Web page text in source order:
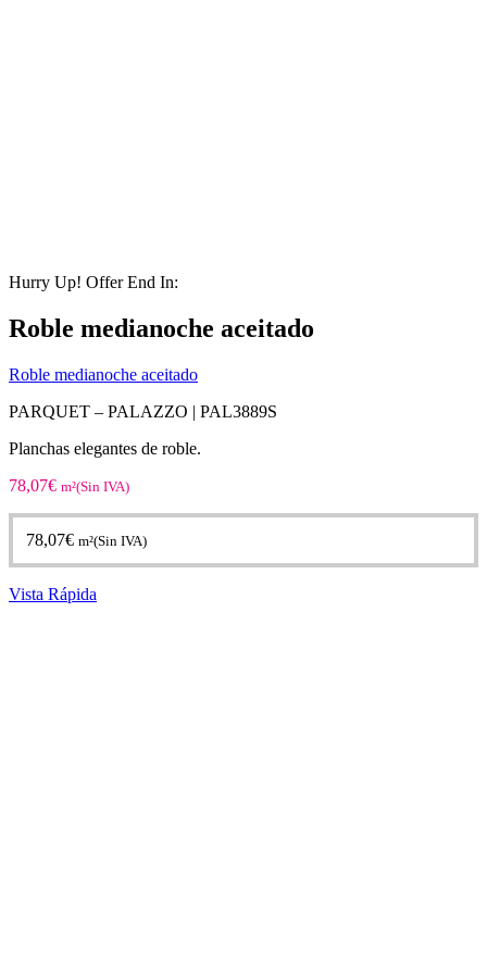
Hurry Up! Offer End In:
Roble medianoche aceitado
Roble medianoche aceitado
PARQUET – PALAZZO | PAL3889S
Planchas elegantes de roble.
78,07€ m²(Sin IVA)
78,07€ m²(Sin IVA)
Vista Rápida